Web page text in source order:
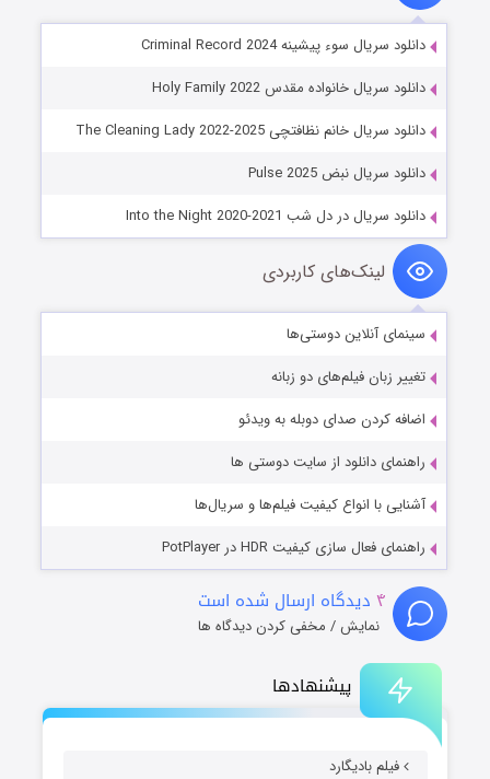
پیشنهادها
فیلم بادیگارد
دانلود سریال سوء پیشینه Criminal Record 2024
دانلود سریال خانواده مقدس Holy Family 2022
دانلود سریال خانم نظافتچی The Cleaning Lady 2022-2025
دانلود سریال نبض Pulse 2025
دانلود سریال در دل شب Into the Night 2020-2021
لینک‌های کاربردی
سینمای آنلاین دوستی‌ها
تغییر زبان فیلم‌های دو زبانه
اضافه کردن صدای دوبله به ویدئو
راهنمای دانلود از سایت دوستی ها
آشنایی با انواع کیفیت فیلم‌ها و سریال‌ها
راهنمای فعال سازی کیفیت HDR در PotPlayer
۴ دیدگاه ارسال شده است
نمایش / مخفی کردن دیدگاه ها